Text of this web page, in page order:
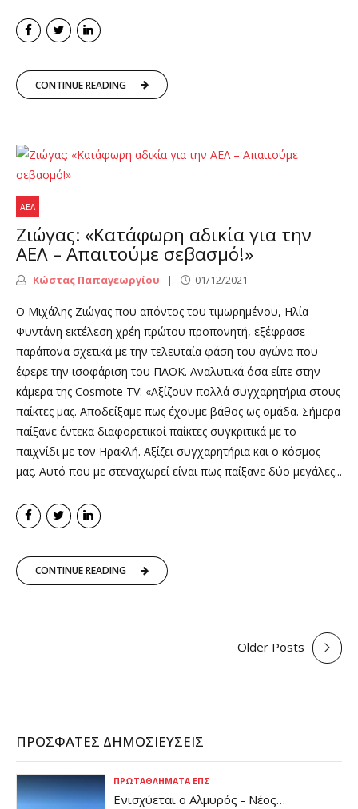
CONTINUE READING
ΑΕΛ
Ζιώγας: «Κατάφωρη αδικία για την
ΑΕΛ – Απαιτούμε σεβασμό!»
Κώστας Παπαγεωργίου 01/12/2021
Ο Μιχάλης Ζιώγας που απόντος του τιμωρημένου, Ηλία
Φυντάνη εκτέλεση χρέη πρώτου προπονητή, εξέφρασε
παράπονα σχετικά με την τελευταία φάση του αγώνα που
έφερε την ισοφάριση του ΠΑΟΚ. Αναλυτικά όσα είπε στην
κάμερα της Cosmote TV: «Αξίζουν πολλά συγχαρητήρια στους
παίκτες μας. Αποδείξαμε πως έχουμε βάθος ως ομάδα. Σήμερα
παίξανε έντεκα διαφορετικοί παίκτες συγκριτικά με το
παιχνίδι με τον Ηρακλή. Αξίζει συγχαρητήρια και ο κόσμος
μας. Αυτό που με στεναχωρεί είναι πως παίξανε δύο μεγάλες...
CONTINUE READING
Older Posts
ΠΡΌΣΦΑΤΕΣ ΔΗΜΟΣΙΕΎΣΕΙΣ
ΠΡΩΤΑΘΛΉΜΑΤΑ ΕΠΣ
Ενισχύεται ο Αλμυρός - Νέος